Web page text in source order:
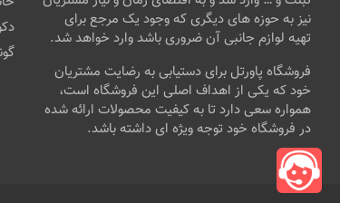
نیز به حوزه های دیگری که وجود یک مرجع برای
تهیه لوازم جانبی آن ضروری باشد وارد خواهد شد.
فروشگاه پاورتل برای دستیابی به رضایت مشتریان
خود که یکی از اهداف اصلی این فروشگاه است،
همواره سعی دارد تا به کیفیت محصولات ارائه شده
در فروشگاه خود توجه ویژه ای داشته باشد.